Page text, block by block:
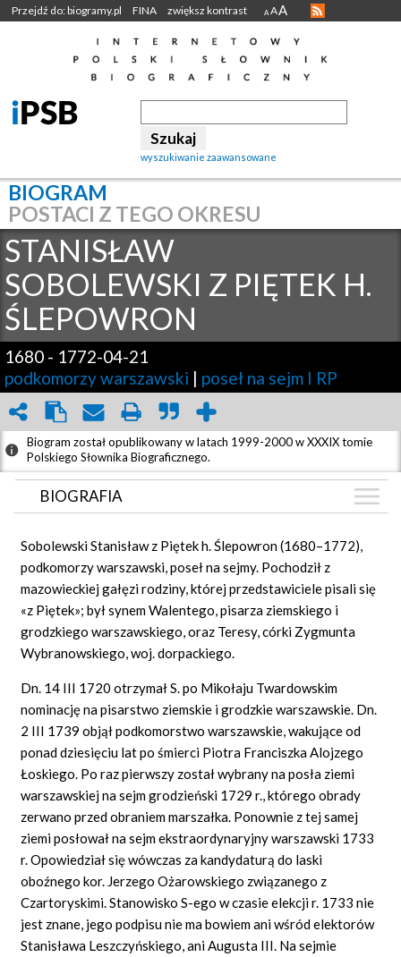
Przejdź do: biogramy.pl FINA zwiększ kontrast A AA
wyszukiwanie zaawansowane
BIOGRAM
POSTACI Z TEGO OKRESU
STANISŁAW
SOBOLEWSKI Z PIĘTEK H.
ŚLEPOWRON
1680 - 1772-04-21
podkomorzy warszawski | poseł na sejm I RP
Biogram został opublikowany w latach 1999-2000 w XXXIX tomie
Polskiego Słownika Biograficznego.
BIOGRAFIA
GRAF POWIĄZAŃ
DYSKUSJA
Sobolewski Stanisław z Piętek h. Ślepowron (1680–1772),
podkomorzy warszawski, poseł na sejmy. Pochodził z
mazowieckiej gałęzi rodziny, której przedstawiciele pisali się
«z Piętek»; był synem Walentego, pisarza ziemskiego i
grodzkiego warszawskiego, oraz Teresy, córki Zygmunta
Wybranowskiego, woj. dorpackiego.
Dn. 14 III 1720 otrzymał S. po Mikołaju Twardowskim
nominację na pisarstwo ziemskie i grodzkie warszawskie. Dn.
2 III 1739 objął podkomorstwo warszawskie, wakujące od
ponad dziesięciu lat po śmierci Piotra Franciszka Alojzego
Łoskiego. Po raz pierwszy został wybrany na posła ziemi
warszawskiej na sejm grodzieński 1729 r., którego obrady
zerwano przed obraniem marszałka. Ponownie z tej samej
ziemi posłował na sejm ekstraordynaryjny warszawski 1733
r. Opowiedział się wówczas za kandydaturą do laski
oboźnego kor. Jerzego Ożarowskiego związanego z
Czartoryskimi. Stanowisko S-ego w czasie elekcji r. 1733 nie
jest znane, jego podpisu nie ma bowiem ani wśród elektorów
Stanisława Leszczyńskiego, ani Augusta III. Na sejmie